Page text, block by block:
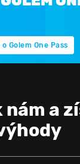
Golem One Pass
nám a